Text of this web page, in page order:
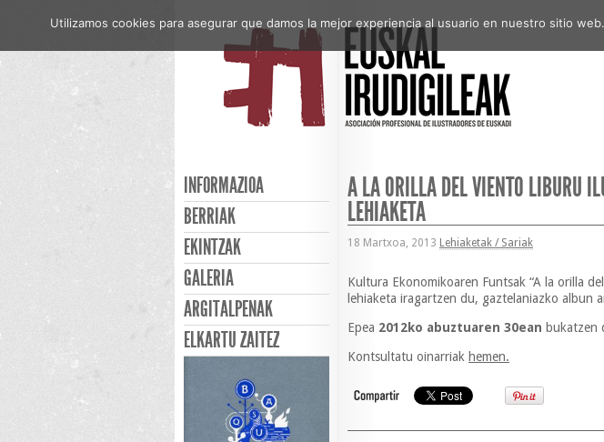
INFORMAZIOA
BERRIAK
EKINTZAK
GALERIA
ARGITALPENAK
ELKARTU ZAITEZ
A LA ORILLA DEL VIENTO LIBURU
LEHIAKETA
18 Martxoa, 2013 Lehiaketak / Sariak
Kultura Ekonomikoaren Funtsak “A la orilla
lehiaketa iragartzen du, gaztelaniazko albun
Epea 2012ko abuztuaren 30ean bukatzen
Kontsultatu oinarriak hemen.
Utilizamos cookies para asegurar que damos la mejor experiencia al usuario en nuestro sitio